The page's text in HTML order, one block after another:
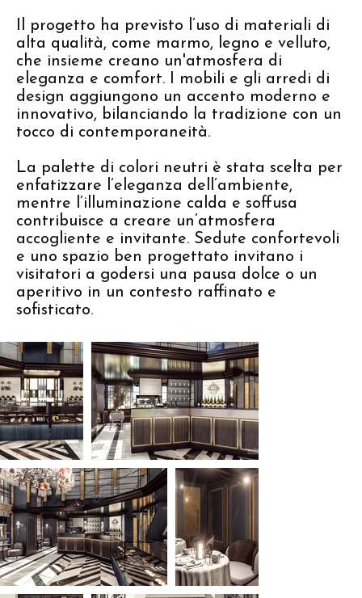
Il progetto ha previsto l’uso di materiali di
alta qualità, come marmo, legno e velluto,
che insieme creano un'atmosfera di
eleganza e comfort. I mobili e gli arredi di
design aggiungono un accento moderno e
innovativo, bilanciando la tradizione con un
tocco di contemporaneità.
La palette di colori neutri è stata scelta per
enfatizzare l’eleganza dell’ambiente,
mentre l’illuminazione calda e soffusa
contribuisce a creare un’atmosfera
accogliente e invitante. Sedute confortevoli
e uno spazio ben progettato invitano i
visitatori a godersi una pausa dolce o un
aperitivo in un contesto raffinato e
sofisticato.